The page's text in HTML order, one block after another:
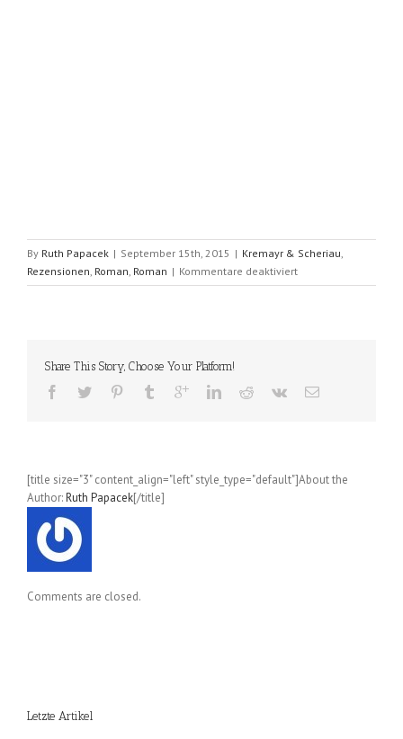
By Ruth Papacek | September 15th, 2015 | Kremayr & Scheriau
Rezensionen Roman Roman | Kommentare deaktiviertfür
Das
Share This Story, Choose Your Platform!
[title size="3" content_align="left" style_type="default"]About the
Author:Ruth Papacek[/title]
Comments are closed.
Letzte Artikel